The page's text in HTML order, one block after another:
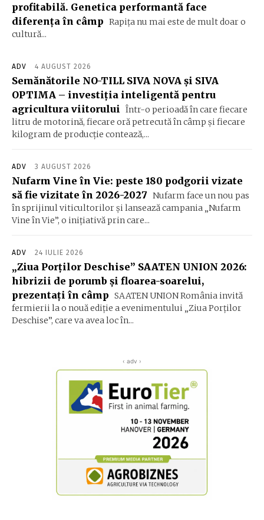
profitabilă. Genetica performantă face
diferența în câmp Rapița nu mai este de mult doar o
cultură...
ADV 4 AUGUST 2026
Semănătorile NO-TILL SIVA NOVA și SIVA
OPTIMA – investiția inteligentă pentru
agricultura viitorului
Într-o perioadă în care fiecare
litru de motorină, fiecare oră petrecută în câmp și fiecare
kilogram de producție contează,...
ADV 3 AUGUST 2026
Nufarm Vine în Vie: peste 180 podgorii vizate
să fie vizitate în 2026-2027 Nufarm face un nou pas
în sprijinul viticultorilor și lansează campania „Nufarm
Vine în Vie”, o inițiativă prin care...
ADV 24 IULIE 2026
„Ziua Porților Deschise” SAATEN UNION 2026:
hibrizii de porumb și floarea-soarelui,
prezentați în câmp SAATEN UNION România invită
fermierii la o nouă ediție a evenimentului „Ziua Porților
Deschise”, care va avea loc în...
‹ adv ›